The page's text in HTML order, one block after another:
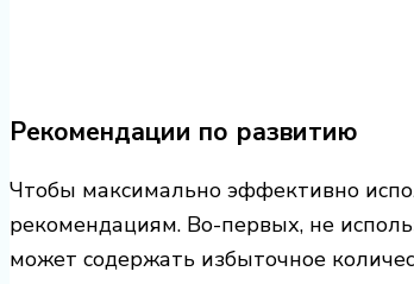
Рекомендации по развитию
Чтобы максимально эффективно
рекомендациям. Во-первых, не
может содержать избыточное